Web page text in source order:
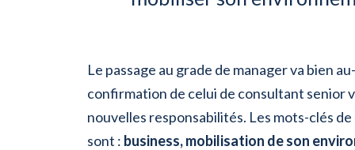
Le passage au grade de manager va bien
confirmation de celui de consultant senior
nouvelles responsabilités. Les mots-clés
sont : business, mobilisation de son